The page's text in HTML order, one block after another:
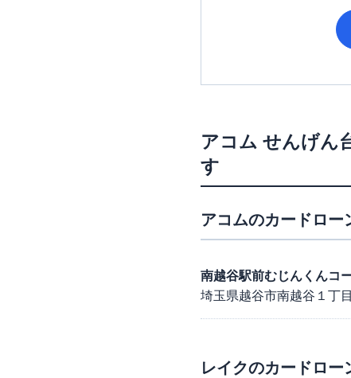
アコム せんげん
す
アコムのカードロー
南越谷駅前むじんくんコ
埼玉県越谷市南越谷１丁
レイクのカードロー